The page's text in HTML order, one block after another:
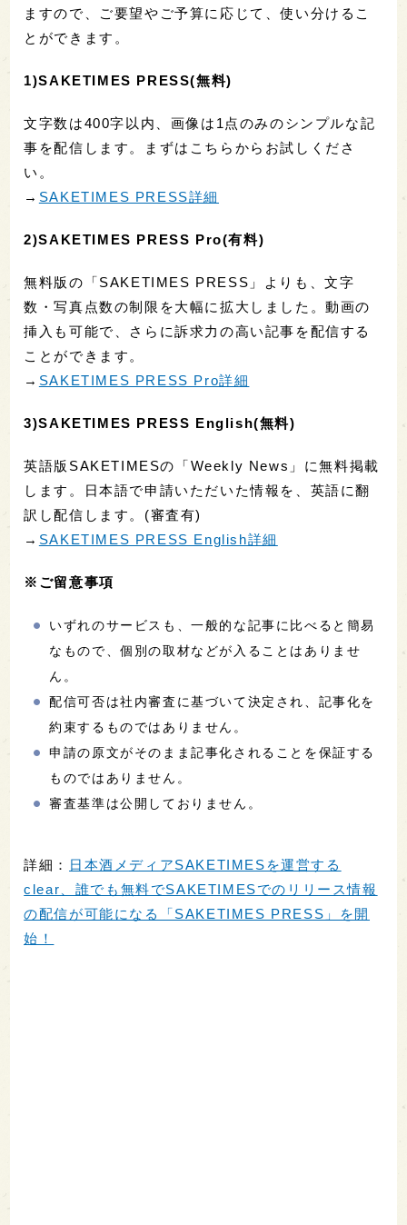
ますので、ご要望やご予算に応じて、使い分けるこ
とができます。
1)SAKETIMES PRESS(無料)
文字数は400字以内、画像は1点のみのシンプルな記
事を配信します。まずはこちらからお試しくださ
い。
→ SAKETIMES PRESS詳細
2)SAKETIMES PRESS Pro(有料)
無料版の「SAKETIMES PRESS」よりも、文字
数・写真点数の制限を大幅に拡大しました。動画の
挿入も可能で、さらに訴求力の高い記事を配信する
ことができます。
→ SAKETIMES PRESS Pro詳細
3)SAKETIMES PRESS English(無料)
英語版SAKETIMESの「Weekly News」に無料掲載
します。日本語で申請いただいた情報を、英語に翻
訳し配信します。(審査有)
→ SAKETIMES PRESS English詳細
※ご留意事項
いずれのサービスも、一般的な記事に比べると簡易
なもので、個別の取材などが入ることはありませ
ん。
配信可否は社内審査に基づいて決定され、記事化を
約束するものではありません。
申請の原文がそのまま記事化されることを保証する
ものではありません。
審査基準は公開しておりません。
詳細：
日本酒メディアSAKETIMESを運営する
clear、誰でも無料でSAKETIMESでのリリース情報
の配信が可能になる「SAKETIMES PRESS」を開
始！